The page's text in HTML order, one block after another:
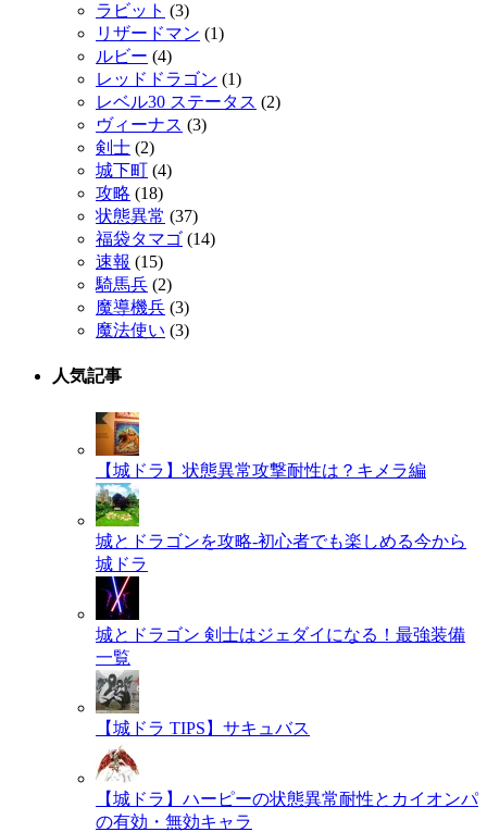
ラビット (3)
リザードマン (1)
ルビー (4)
レッドドラゴン (1)
レベル30 ステータス (2)
ヴィーナス (3)
剣士 (2)
城下町 (4)
攻略 (18)
状態異常 (37)
福袋タマゴ (14)
速報 (15)
騎馬兵 (2)
魔導機兵 (3)
魔法使い (3)
人気記事
【城ドラ】状態異常攻撃耐性は？キメラ編
城とドラゴンを攻略-初心者でも楽しめる今から
城ドラ
城とドラゴン 剣士はジェダイになる！最強装備
一覧
【城ドラ TIPS】サキュバス
【城ドラ】ハーピーの状態異常耐性とカイオンパ
の有効・無効キャラ